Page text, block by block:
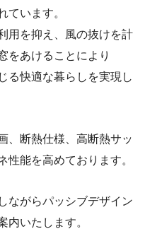
います。
用を抑え、風の抜けを計
をあけることにより
る快適な暮らしを実現し
、断熱仕様、高断熱サッ
能を高めております。
ながらパッシブデザイン
内いたします。